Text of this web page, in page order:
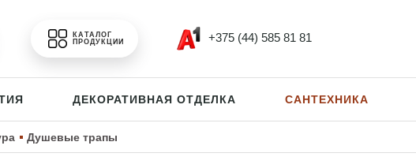
КАТАЛОГ
ПРОДУКЦИИ
+375 (44) 585 81 81
ДЕКОРАТИВНАЯ ОТДЕЛКА САНТЕХНИКА
Душевые трапы